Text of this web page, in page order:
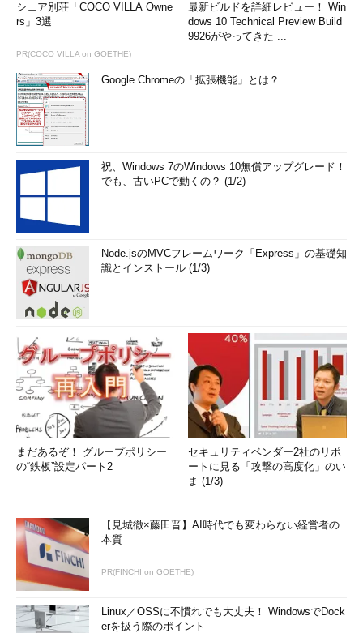
シェア別荘「COCO VILLA Owne
rs」3選
PR(COCO VILLA on GOETHE)
最新ビルドを詳細レビュー！ Win
dows 10 Technical Preview Build
9926がやってきた ...
Google Chromeの「拡張機能」とは？
祝、Windows 7のWindows 10無償アップグレード！
でも、古いPCで動くの？ (1/2)
Node.jsのMVCフレームワーク「Express」の基礎知
識とインストール (1/3)
まだあるぞ！ グループポリシー
の“鉄板”設定パート2
セキュリティベンダー2社のリポ
ートに見る「攻撃の高度化」のい
ま (1/3)
【見城徹×藤田晋】AI時代でも変わらない経営者の
本質
PR(FINCHI on GOETHE)
Linux／OSSに不慣れでも大丈夫！ WindowsでDock
erを扱う際のポイント